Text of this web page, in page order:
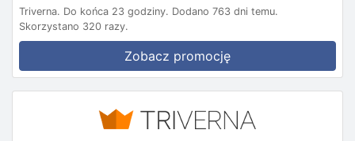
Triverna. Do końca 23 godziny. Dodano 763 dni temu.
Skorzystano 320 razy.
Zobacz promocję